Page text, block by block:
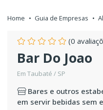
Home Guia de Empresas
(0
Bar Do Joao
Em Taubaté / SP
Bares e outros
em servir bebidas sem